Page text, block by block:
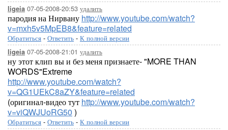
ligeia 07-05-2008-20:53 удалить
пародия на Нирвану http://www.youtube.com/watch?
v=mxh5v5MpEB8&feature=related
Обратиться - Ответить - К полной версии
ligeia 07-05-2008-21:01 удалить
ну этот клип вы и без меня признаете- "MORE THAN
WORDS"Extreme
http://www.youtube.com/watch?
v=QG1UEkC8aZY&feature=related
(оригинал-видео тут http://www.youtube.com/watch?
v=viQWJUoRG50 )
Обратиться - Ответить - К полной версии